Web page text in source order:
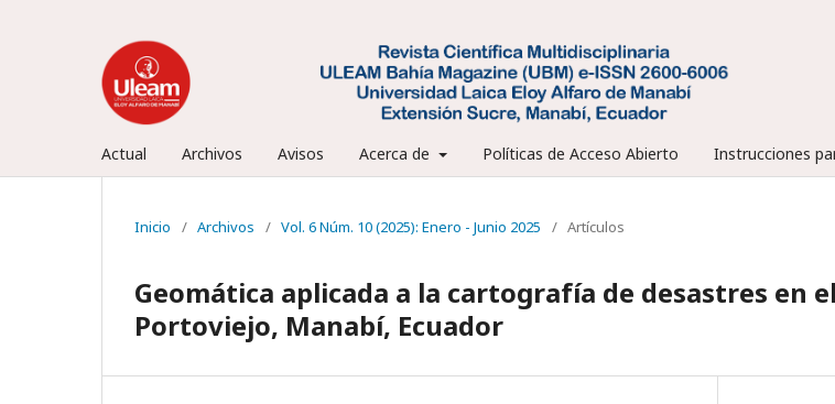
Actual Archivos Avisos Acerca de Políticas de Acceso Abierto Instrucciones
Inicio / Archivos / Vol. 6 Núm. 10 (2025): Enero - Junio 2025 / Artículos
Geomática aplicada a la cartografía de desastres en
Portoviejo, Manabí, Ecuador